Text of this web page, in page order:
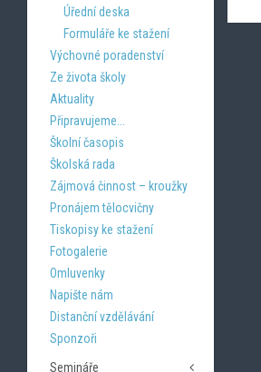
Úřední deska
Formuláře ke stažení
Výchovné poradenství
Ze života školy
Aktuality
Připravujeme...
Školní časopis
Školská rada
Zájmová činnost – kroužky
Pronájem tělocvičny
Tiskopisy ke stažení
Fotogalerie
Omluvenky
Napište nám
Distanční vzdělávání
Sponzoři
Semináře